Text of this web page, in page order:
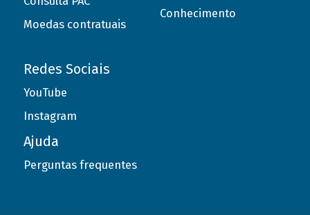
Moedas contratuais
Conhecimento
Redes Sociais
YouTube
Instagram
Ajuda
Perguntas frequentes